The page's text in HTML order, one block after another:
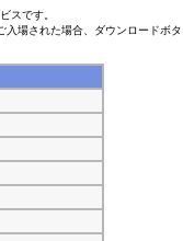
スです。
場された場合、ダウンロードボ